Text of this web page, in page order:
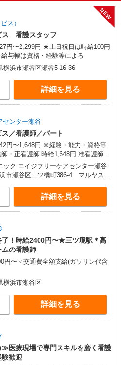
ス）
NEW
ス 看護スタッフ
円 ★土日祝日は時給100円
与幅は資格・経験等による
横浜市瀬谷区瀬谷5-16-36
詳細を見る
センター瀬谷
／看護師／パート
円〜1,648円 ※経験・能力・資格等
・正看護師 時給1,648円 准看護師
〇時間外勤務手当 〇土日祝勤務手当
反表彰金 〇年末年始勤務手当
ック エイジフリーケアセンター瀬谷
市瀬谷区二ツ橋町386-4 マルヤスビ
詳細を見る
了！時給2400円〜★三ツ境駅＊高
の看護師
円〜＜交通費全額支給(ガソリン代含
横浜市瀬谷区
詳細を見る
≫医療現場で専門スキルを磨く看護
験歓迎